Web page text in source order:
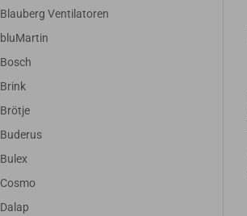
Blauberg Ventilatoren
bluMartin
Bosch
Brink
Brötje
Buderus
Bulex
Cosmo
Dalap